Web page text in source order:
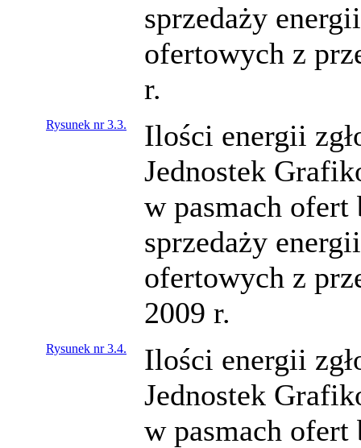
sprzedaży
ofertowych z
r.
Rysunek nr 3.3.
Ilości energii
Jednostek
w pasmach
sprzedaży
ofertowych z
2009 r.
Rysunek nr 3.4.
Ilości energii
Jednostek
w pasmach